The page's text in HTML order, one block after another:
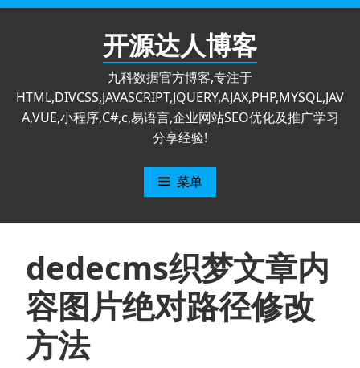
跳
开源达人博客
九科数据官方博客,专注于
HTML,DIVCSS,JAVASCRIPT,JQUERY,AJAX,PHP,MYSQL,JAV
A,VUE,小程序,C#,c,易语言,企业网站SEO优化及推广学习
分享经验!
菜单
dedecms织梦文章内
容图片绝对路径修改
方法